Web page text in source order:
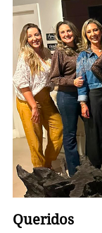
Queridos